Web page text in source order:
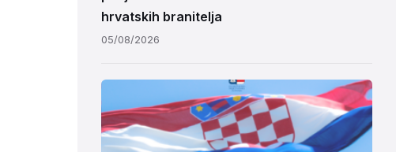
hrvatskih branitelja
05/08/2026